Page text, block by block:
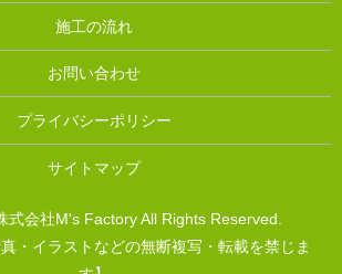
施工の流れ
お問い合わせ
プライバシーポリシー
サイトマップ
式会社M's Factory All Rights Reserved.
真・イラストなどの無断複写・転載を禁じま